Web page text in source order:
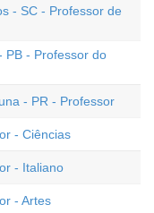
- SC - Professor de
PB - Professor do
- PR - Professor
- Ciências
- Italiano
- Artes